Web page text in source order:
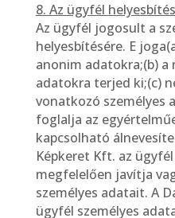
8. Az ügyfél
Az ügyfél jogosult a
helyesbítésére. E
anonim adatokra;(b) a
adatokra terjed ki;(c)
vonatkozó személyes
foglalja az
kapcsolható
Képkeret Kft. az
megfelelően javítja
személyes adatait. A
ügyfél személyes